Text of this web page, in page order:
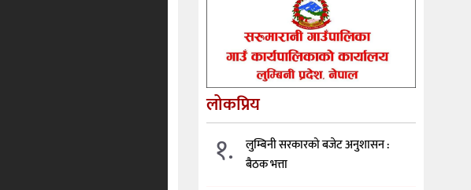
लोकप्रिय
१.
लुम्बिनी सरकारको बजेट अनुशासन :
बैठक भत्ता